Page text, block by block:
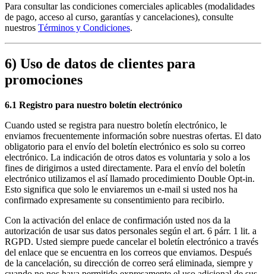
Para consultar las condiciones comerciales aplicables (modalidades
de pago, acceso al curso, garantías y cancelaciones), consulte
nuestros Términos y Condiciones.
6) Uso de datos de clientes para
promociones
6.1 Registro para nuestro boletín electrónico
Cuando usted se registra para nuestro boletín electrónico, le
enviamos frecuentemente información sobre nuestras ofertas. El dato
obligatorio para el envío del boletín electrónico es solo su correo
electrónico. La indicación de otros datos es voluntaria y solo a los
fines de dirigirnos a usted directamente. Para el envío del boletín
electrónico utilizamos el así llamado procedimiento Double Opt-in.
Esto significa que solo le enviaremos un e-mail si usted nos ha
confirmado expresamente su consentimiento para recibirlo.
Con la activación del enlace de confirmación usted nos da la
autorización de usar sus datos personales según el art. 6 párr. 1 lit. a
RGPD. Usted siempre puede cancelar el boletín electrónico a través
del enlace que se encuentra en los correos que enviamos. Después
de la cancelación, su dirección de correo será eliminada, siempre y